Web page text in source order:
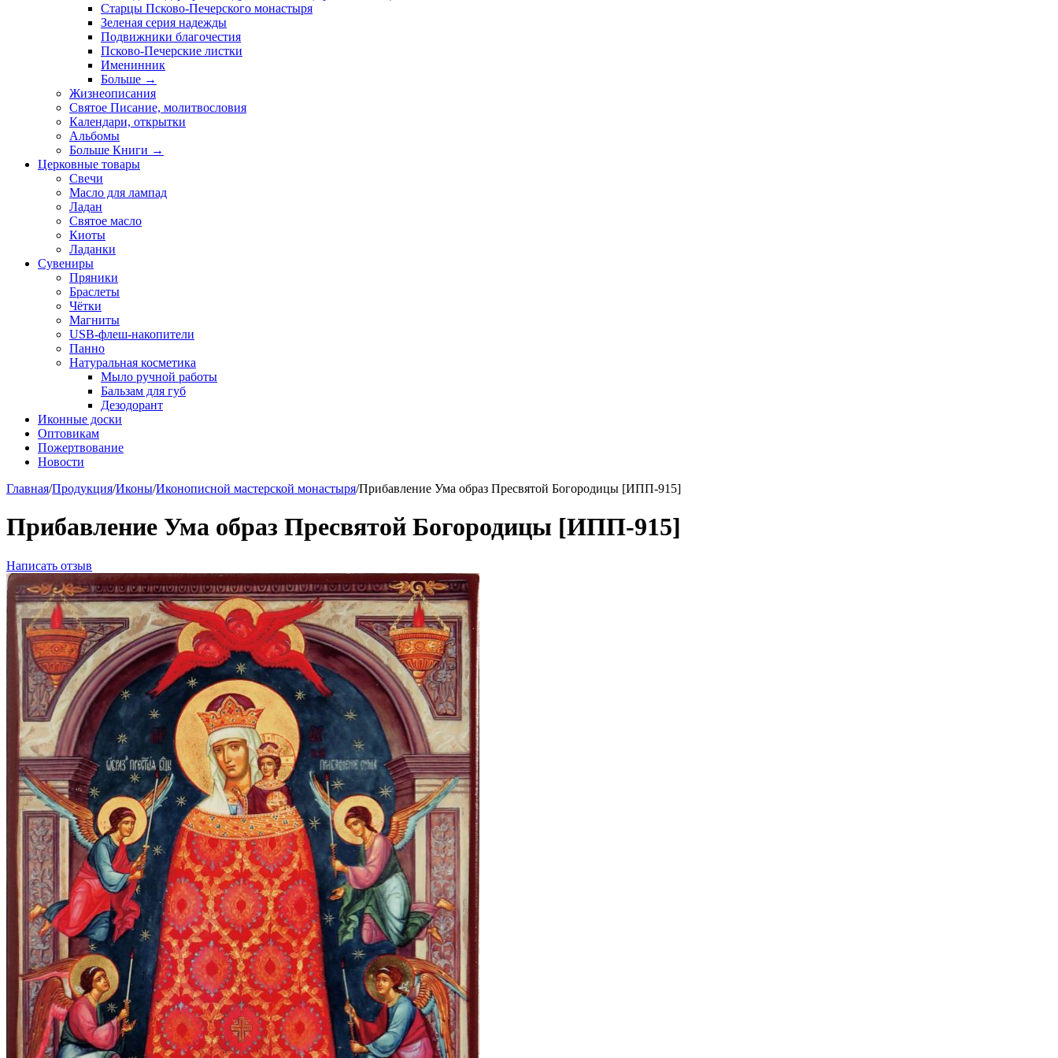
Старцы Псково-Печерского монастыря
Зеленая серия надежды
Подвижники благочестия
Псково-Печерские листки
Именинник
Больше →
Жизнеописания
Святое Писание, молитвословия
Календари, открытки
Альбомы
Больше Книги →
Церковные товары
Свечи
Масло для лампад
Ладан
Святое масло
Киоты
Ладанки
Сувениры
Пряники
Браслеты
Чётки
Магниты
USB-флеш-накопители
Панно
Натуральная косметика
Мыло ручной работы
Бальзам для губ
Дезодорант
Иконные доски
Оптовикам
Пожертвование
Новости
Главная/Продукция/Иконы/Иконописной мастерской монастыря/Прибавление Ума образ Пресвятой Богородицы [ИПП-915]
Прибавление Ума образ Пресвятой Богородицы [ИПП-915]
Написать отзыв